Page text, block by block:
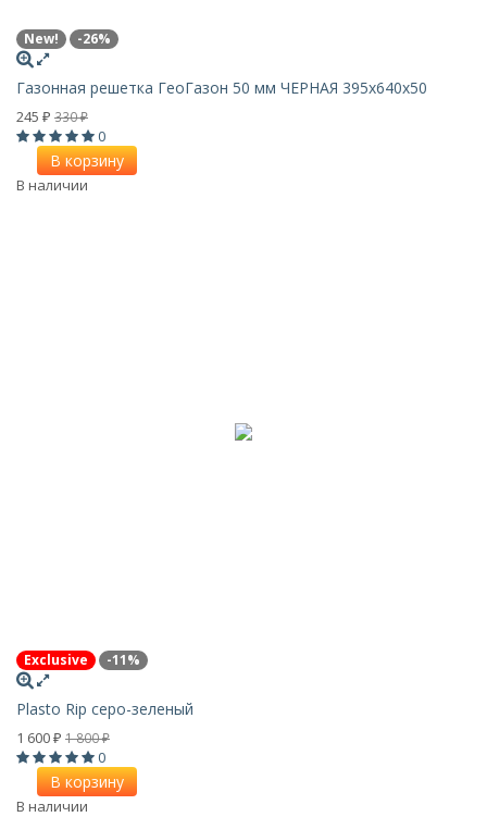
New! -26%
Газонная решетка ГеоГазон 50 мм ЧЕРНАЯ 395x640x50
245 ₽ 330₽
0
В корзину
В наличии
Exclusive -11%
Plasto Rip серо-зеленый
1 600 ₽ 1 800₽
0
В корзину
В наличии